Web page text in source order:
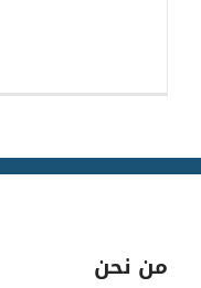
من نحن